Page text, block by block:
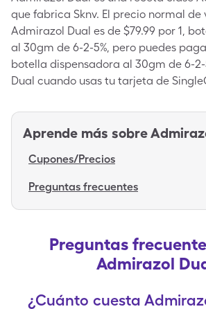
que fabrica Sknv. El precio normal de
Admirazol Dual es de $79.99 por 1,
al 30gm de 6-2-5%, pero puedes
botella dispensadora al 30gm de 6-
Dual cuando usas tu tarjeta de
Aprende más sobre
Cupones/Precios
Preguntas frecuentes
Preguntas
Admirazol
¿Cuánto cuesta